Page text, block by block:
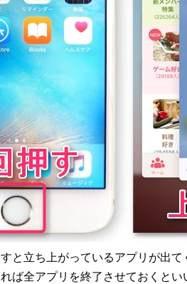
と立ち上がっているアプリが出
ば全アプリを終了させておくとい